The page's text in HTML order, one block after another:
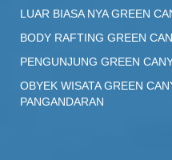
LUAR BIASA NYA GREEN
BODY RAFTING GREEN
PENGUNJUNG GREEN
OBYEK WISATA GREEN
PANGANDARAN